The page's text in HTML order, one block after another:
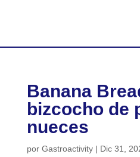
Banana
bizcocho de
nueces
por Gastroactivity| Dic 31,